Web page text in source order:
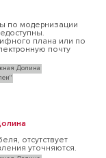
по модернизации
плана или по
почту
Долина
отсутствует
уточняются.